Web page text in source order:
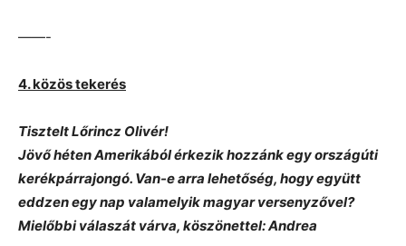
——-
4. közös tekerés
Tisztelt Lőrincz Olivér!
Jövő héten Amerikából érkezik hozzánk egy országúti
kerékpárrajongó. Van-e arra lehetőség, hogy együtt
eddzen egy nap valamelyik magyar versenyzővel?
Mielőbbi válaszát várva, köszönettel: Andrea